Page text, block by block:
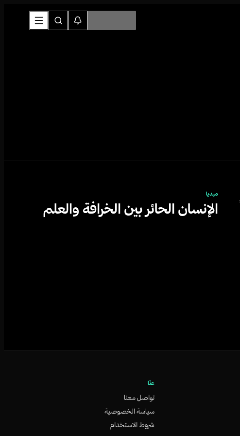
ميديا
الإنسان الحائر بين الخرافة والعلم
عنّا
تواصل معنا
سياسة الخصوصية
شروط الاستخدام